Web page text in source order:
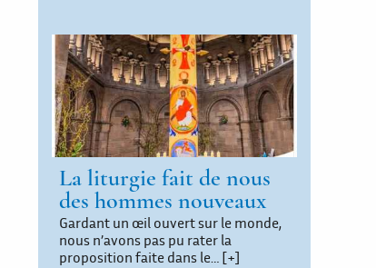
La liturgie fait de nous
des hommes nouveaux
Gardant un œil ouvert sur le monde,
nous n’avons pas pu rater la
proposition faite dans le… [+]